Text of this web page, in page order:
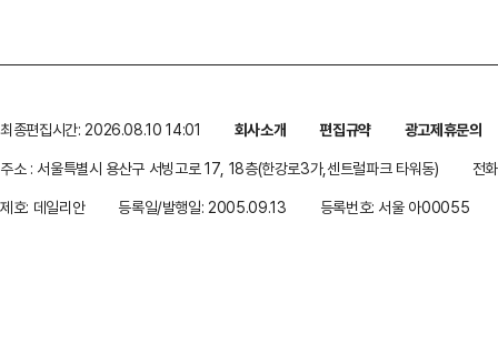
최종편집시간: 2026.08.10 14:01 회사소개 편집규약
광고제휴문의
주소 : 서울특별시 용산구 서빙고로 17, 18층(한강로3가,센트럴파크 타워동)
전
제호: 데일리안
등록일/발행일: 2005.09.13 등록번호: 서울 아00055